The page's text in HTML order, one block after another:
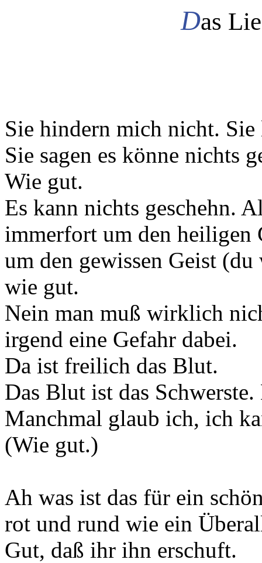
Das
Sie hindern mich nicht. Sie
Sie sagen es könne nichts
Wie gut.
Es kann nichts geschehn.
immerfort um den heiligen
um den gewissen Geist
wie gut.
Nein man muß wirklich
irgend eine Gefahr dabei.
Da ist freilich das Blut.
Das Blut ist das
Manchmal glaub ich, ich
(Wie gut.)
Ah was ist das für ein
rot und rund wie ein
Gut, daß ihr ihn erschuft.